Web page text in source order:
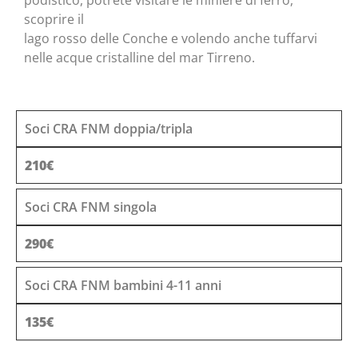
scoprire il
lago rosso delle Conche e volendo anche tuffarvi
nelle acque cristalline del mar Tirreno.
Soci CRA FNM doppia/tripla
210€
Soci CRA FNM singola
290€
Soci CRA FNM bambini 4-11 anni
135€